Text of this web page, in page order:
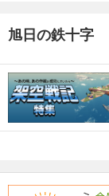
旭日の鉄十字